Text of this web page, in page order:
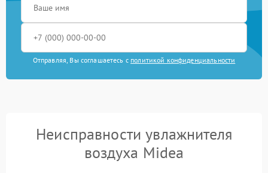
Отправляя, Вы соглашаетесь с политикой конфиденциальности
Неисправности увлажнителя
воздуха Midea